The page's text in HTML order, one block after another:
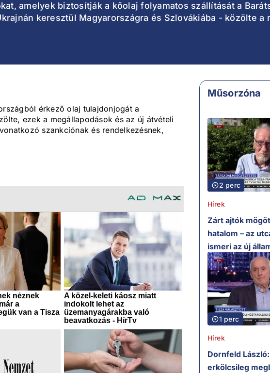
amelyek biztosítják a kőolaj folyamatos szállítását a
keresztül Magyarországra és Szlovákiába - közölte a
érkező olaj tulajdonjogát a
ezek a megállapodások és az új átvételi
szankciónak és rendelkezésnek,
Műsorzóna
2 perc
Hírek
Zárt ajtók
hatalom – az
ismeri az új
1 perc
Hírek
Dornfeld
erkölcsileg